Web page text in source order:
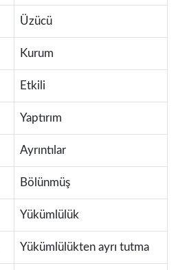
Üzücü
Kurum
Etkili
Yaptırım
Ayrıntılar
Bölünmüş
Yükümlülük
Yükümlülükten ayrı tutma